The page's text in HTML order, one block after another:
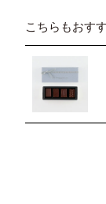
こちらもおす